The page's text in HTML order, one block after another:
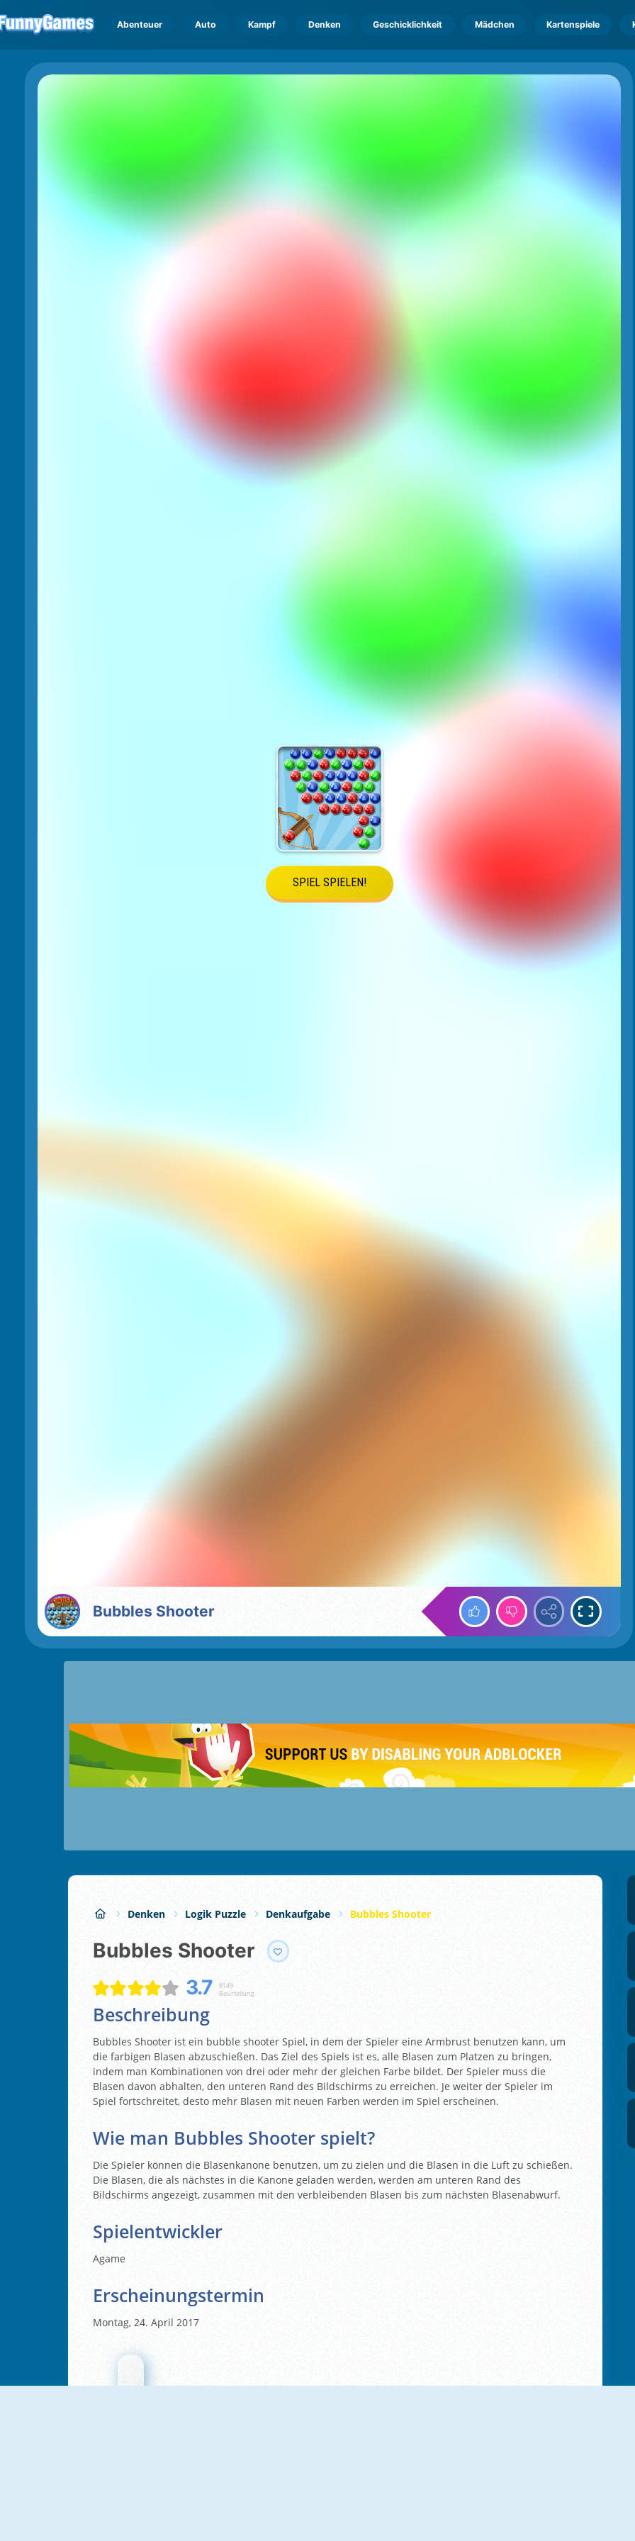
Abenteuer Auto Kampf Denken Geschicklichkeit Mädchen Kartenspiele
Bubbles Shooter
Denken Logik Puzzle Denkaufgabe Bubbles Shooter
Bubbles Shooter
3.7
8149
Beurteilung
Beschreibung
Bubbles Shooter ist ein bubble shooter Spiel, in dem der Spieler eine Armbrust benutzen kann, um
die farbigen Blasen abzuschießen. Das Ziel des Spiels ist es, alle Blasen zum Platzen zu bringen,
indem man Kombinationen von drei oder mehr der gleichen Farbe bildet. Der Spieler muss die
Blasen davon abhalten, den unteren Rand des Bildschirms zu erreichen. Je weiter der Spieler im
Spiel fortschreitet, desto mehr Blasen mit neuen Farben werden im Spiel erscheinen.
Wie man Bubbles Shooter spielt?
Die Spieler können die Blasenkanone benutzen, um zu zielen und die Blasen in die Luft zu schießen.
Die Blasen, die als nächstes in die Kanone geladen werden, werden am unteren Rand des
Bildschirms angezeigt, zusammen mit den verbleibenden Blasen bis zum nächsten Blasenabwurf.
Spielentwickler
Agame
Erscheinungstermin
Montag, 24. April 2017